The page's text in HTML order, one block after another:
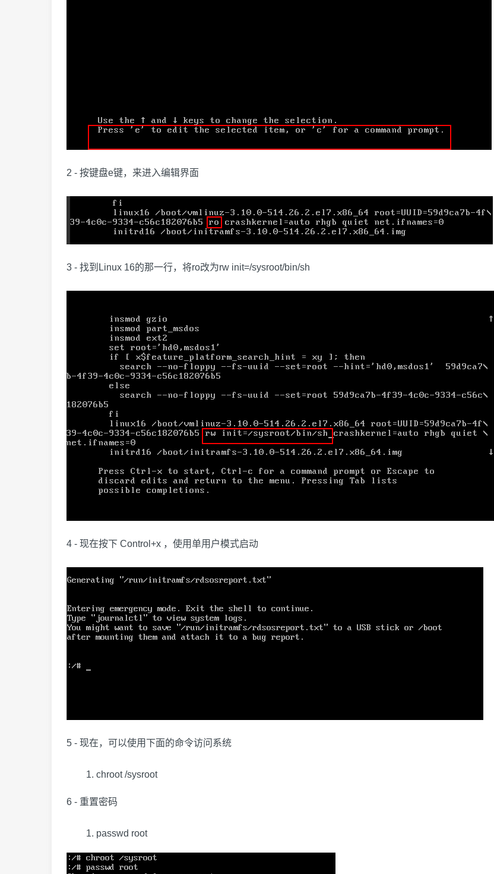
2 - 按键盘e键，来进入编辑界面
3 - 找到Linux 16的那一行，将ro改为rw init=/sysroot/bin/sh
4 - 现在按下 Control+x ，使用单用户模式启动
5 - 现在，可以使用下面的命令访问系统
chroot /sysroot
6 - 重置密码
passwd root